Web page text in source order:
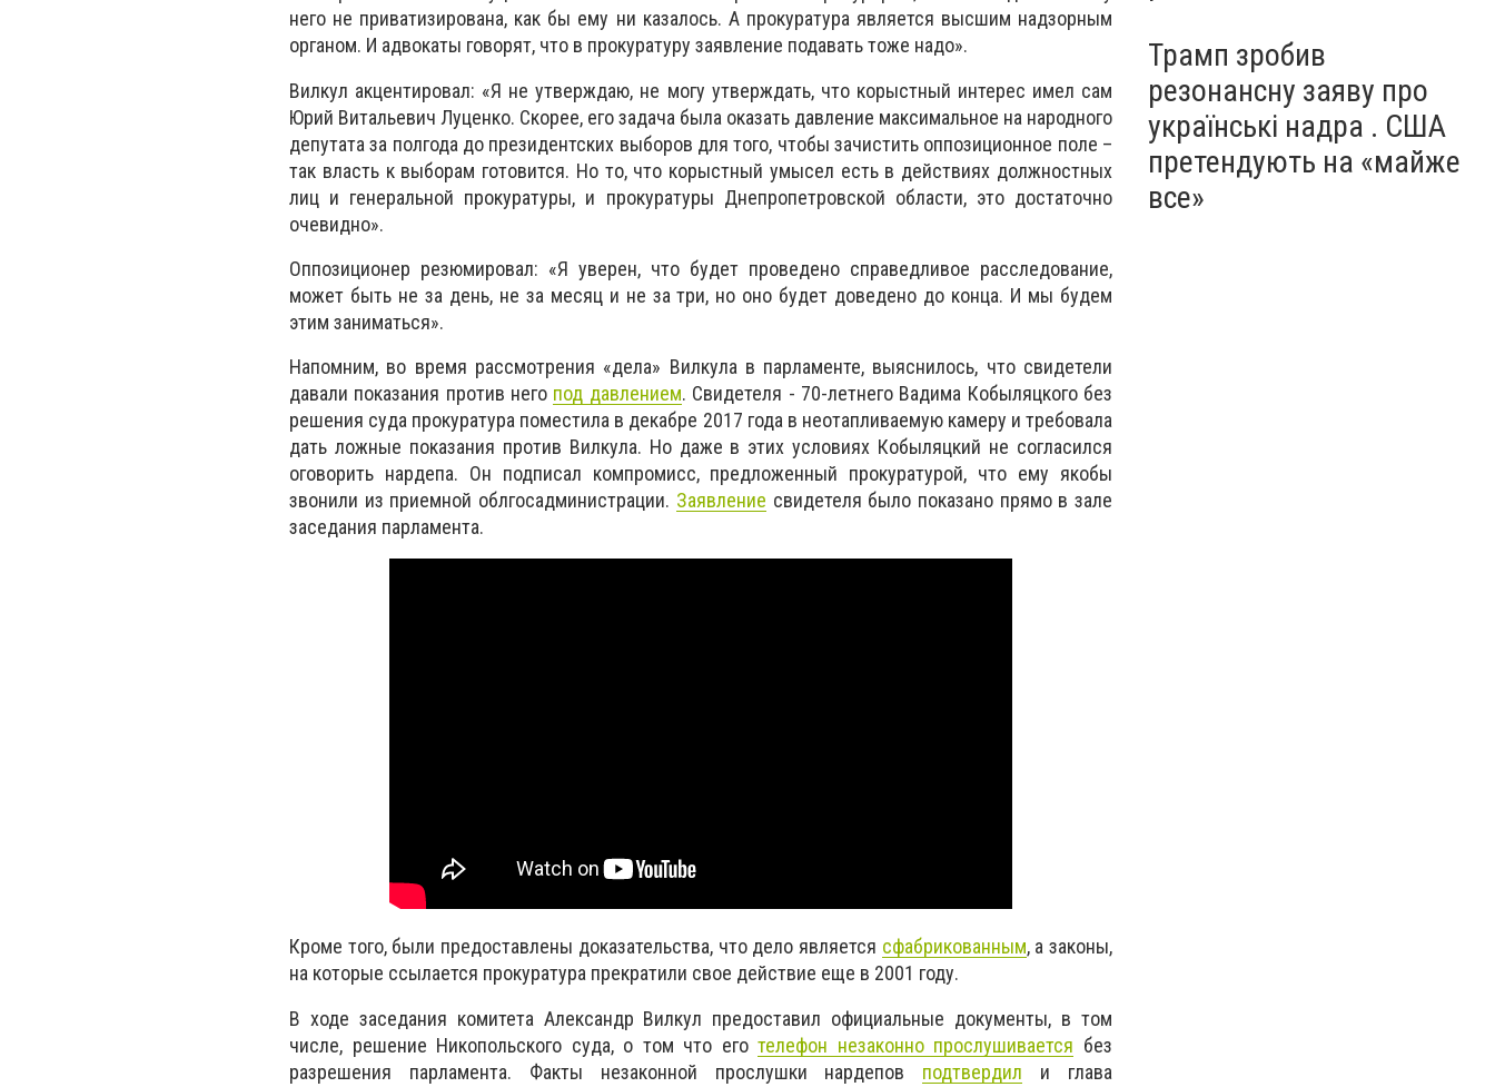
него не приватизирована, как бы ему ни казалось. А прокуратура является высшим надзорным
органом. И адвокаты говорят, что в прокуратуру заявление подавать тоже надо».
Вилкул акцентировал: «Я не утверждаю, не могу утверждать, что корыстный интерес имел сам
Юрий Витальевич Луценко. Скорее, его задача была оказать давление максимальное на народного
депутата за полгода до президентских выборов для того, чтобы зачистить оппозиционное поле –
так власть к выборам готовится. Но то, что корыстный умысел есть в действиях должностных
лиц и генеральной прокуратуры, и прокуратуры Днепропетровской области, это достаточно
очевидно».
Оппозиционер резюмировал: «Я уверен, что будет проведено справедливое расследование,
может быть не за день, не за месяц и не за три, но оно будет доведено до конца. И мы будем
этим заниматься».
Напомним, во время рассмотрения «дела» Вилкула в парламенте, выяснилось, что свидетели
давали показания против него под давлением. Свидетеля - 70-летнего Вадима Кобыляцкого без
решения суда прокуратура поместила в декабре 2017 года в неотапливаемую камеру и требовала
дать ложные показания против Вилкула. Но даже в этих условиях Кобыляцкий не согласился
оговорить нардепа. Он подписал компромисс, предложенный прокуратурой, что ему якобы
звонили из приемной облгосадминистрации. Заявление свидетеля было показано прямо в зале
заседания парламента.
Кроме того, были предоставлены доказательства, что дело является сфабрикованным, а законы,
на которые ссылается прокуратура прекратили свое действие еще в 2001 году.
В ходе заседания комитета Александр Вилкул предоставил официальные документы, в том
числе, решение Никопольского суда, о том что еготелефон незаконно прослушивается без
разрешения парламента. Факты незаконной прослушки нардепов подтвердил и глава
Трамп зробив
резонансну заяву про
українські надра . США
претендують на «майже
все»